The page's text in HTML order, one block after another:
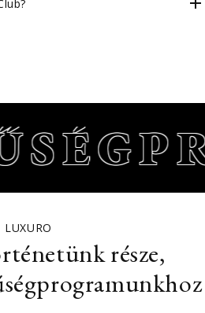
LUXURO
része,